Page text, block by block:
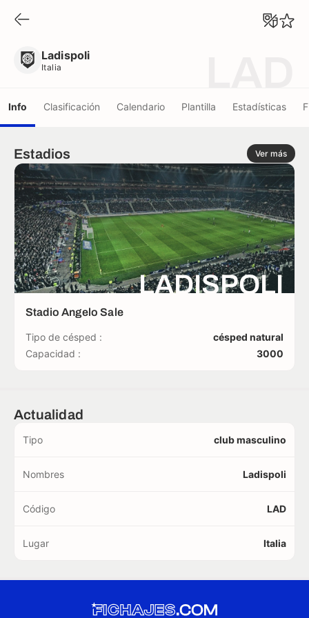
Ladispoli
Italia
Info Clasificación Calendario Plantilla Estadísticas
Estadios Ver más
LADISPOLI
Stadio Angelo Sale
Tipo de césped :
césped natural
Capacidad :
3000
Actualidad
Tipo club masculino
Nombres Ladispoli
Código LAD
Lugar Italia